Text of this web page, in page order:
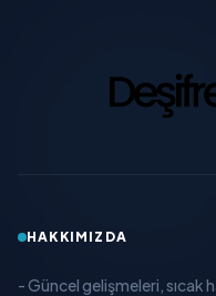
HAKKIMIZDA
- Güncel gelişmeleri, sıcak